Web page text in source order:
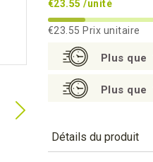
€23.55 /unité
€23.55 Prix unitaire
Plus que
Plus que
Détails du produit